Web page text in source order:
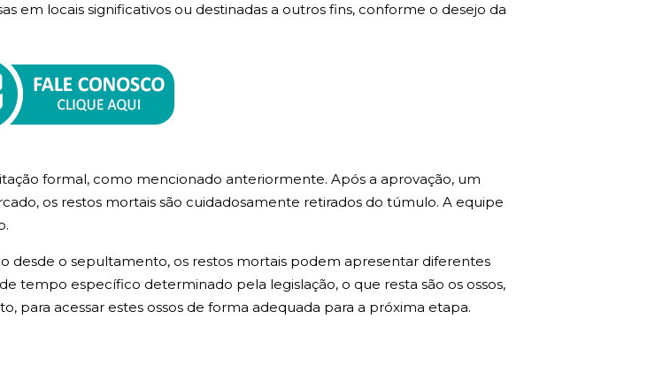
em locais significativos ou destinadas a outros fins, conforme o desejo da
formal, como mencionado anteriormente. Após a aprovação, um
os restos mortais são cuidadosamente retirados do túmulo. A equipe
o sepultamento, os restos mortais podem apresentar diferentes
tempo específico determinado pela legislação, o que resta são os ossos,
para acessar estes ossos de forma adequada para a próxima etapa.